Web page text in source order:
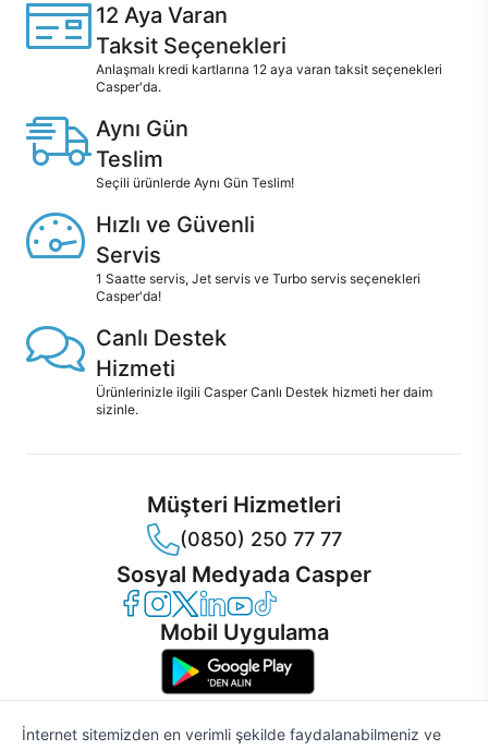
12 Aya Varan
Taksit Seçenekleri
Anlaşmalı kredi kartlarına 12 aya varan taksit seçenekleri
Casper'da.
Aynı Gün
Teslim
Seçili ürünlerde Aynı Gün Teslim!
Hızlı ve Güvenli
Servis
1 Saatte servis, Jet servis ve Turbo servis seçenekleri
Casper'da!
Canlı Destek
Hizmeti
Ürünlerinizle ilgili Casper Canlı Destek hizmeti her daim
sizinle.
Müşteri Hizmetleri
(0850) 250 77 77
Sosyal Medyada Casper
Casper Facebook
Casper Instagram
Casper Twitter
Casper LinkedIn
Casper YouTube
Casper TikTok
Mobil Uygulama
İnternet sitemizden en verimli şekilde faydalanabilmeniz ve